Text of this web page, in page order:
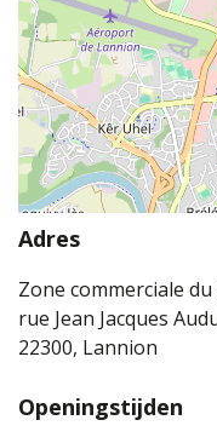
Adres
Zone commerciale
rue Jean Jacques
22300, Lannion
Openingstijden